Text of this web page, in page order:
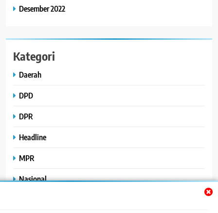
Desember 2022
Kategori
Daerah
DPD
DPR
Headline
MPR
Nasional